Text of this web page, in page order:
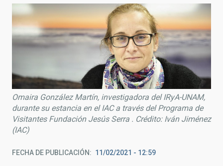
Omaira González Martín, investigadora del IRyA-UNAM,
durante su estancia en el IAC a través del Programa de
Visitantes Fundación Jesús Serra . Crédito: Iván Jiménez
(IAC)
FECHA DE PUBLICACIÓN 11/02/2021 - 12:59